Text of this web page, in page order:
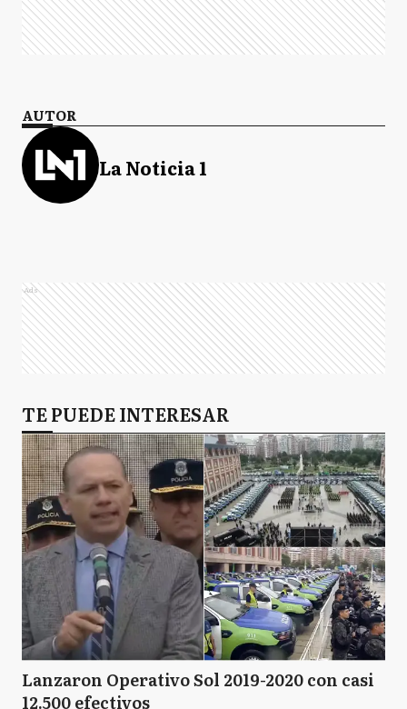
AUTOR
La Noticia 1
Ads
TE PUEDE INTERESAR
Lanzaron Operativo Sol 2019-2020 con casi
12.500 efectivos